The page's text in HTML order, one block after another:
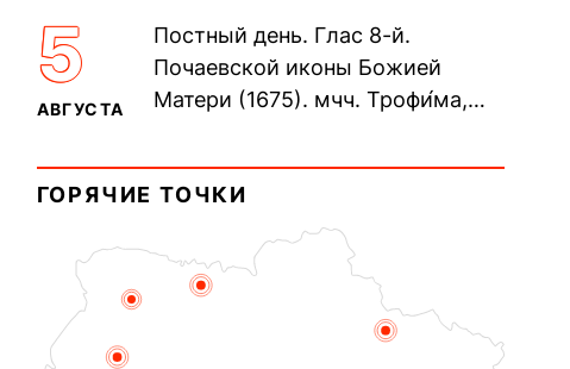
Дави́да (1015). Прп....
5
АВГУСТА
Постный день. Глас 8-й.
Почаевской иконы Божией
Матери (1675). мчч. Трофи́ма,
мучеников (284–305). прав.
воина Фео́дора...
ГОРЯЧИЕ ТОЧКИ